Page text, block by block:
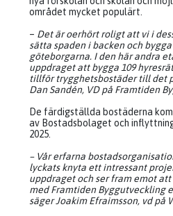
området mycket populärt.
– Det är oerhört roligt att vi i
sätta spaden i backen och
göteborgarna. I den här andra
uppdraget att bygga 109
tillför trygghetsbostäder till det
Dan Sandén, VD på Framtiden
De färdigställda bostäderna
av Bostadsbolaget och
2025.
– Vår erfarna
lyckats knyta ett intressant
uppdraget och ser fram emot
med Framtiden Byggutveckling
säger Joakim Efraimsson, vd på